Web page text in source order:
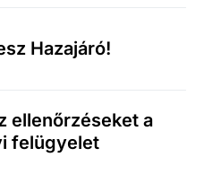
Hazajáró!
ellenőrzéseket a
felügyelet